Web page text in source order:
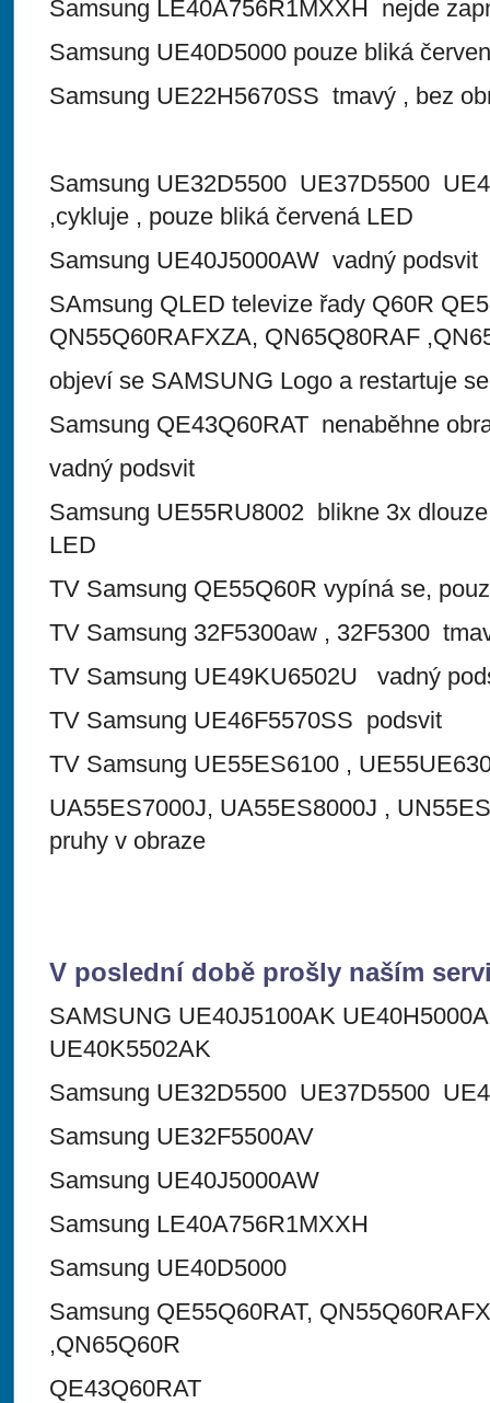
Samsung LE40A756R1MXXH nejde
Samsung UE40D5000 pouze bliká
Samsung UE22H5670SS tmavý , bez
Samsung UE32D5500 UE37D5500
,cykluje , pouze bliká červená LED
Samsung UE40J5000AW vadný podsvit
SAmsung QLED televize řady Q60R
QN55Q60RAFXZA, QN65Q80RAF
objeví se SAMSUNG Logo a restartuje se
Samsung QE43Q60RAT nenaběhne
vadný podsvit
Samsung UE55RU8002 blikne 3x
LED
TV Samsung QE55Q60R vypíná se,
TV Samsung 32F5300aw , 32F5300
TV Samsung UE49KU6502U vadný
TV Samsung UE46F5570SS podsvit
TV Samsung UE55ES6100 ,
UA55ES7000J, UA55ES8000J ,
pruhy v obraze
V poslední době prošly naším
SAMSUNG UE40J5100AK
UE40K5502AK
Samsung UE32D5500 UE37D5500
Samsung UE32F5500AV
Samsung UE40J5000AW
Samsung LE40A756R1MXXH
Samsung UE40D5000
Samsung QE55Q60RAT,
,QN65Q60R
QE43Q60RAT